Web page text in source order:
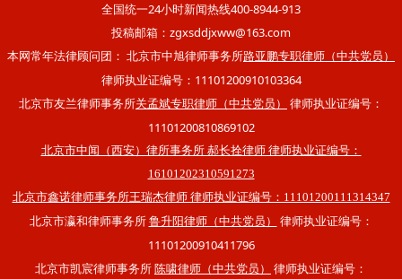
全国统一24小时新闻热线400-8944-913
投稿邮箱：zgxsddjxww@163.com
本网常年法律顾问团： 北京市中旭律师事务所路亚鹏专职律师（中共党员）
律师执业证编号：11101200910103364
北京市友兰律师事务所关孟斌专职律师（中共党员）
律师执业证编号：
11101200810869102
北京市中闻（西安）律所事务所 郝长拴律师 律师执业证编号：
16101202310591273
北京市鑫诺律师事务所王瑞杰律师 律师执业证编号：11101200111314347
北京市瀛和律师事务所 鲁升阳律师（中共党员）
律师执业证编号：
11101200910411796
北京市凯宸律师事务所 陈啸律师（中共党员）
律师执业证编号：